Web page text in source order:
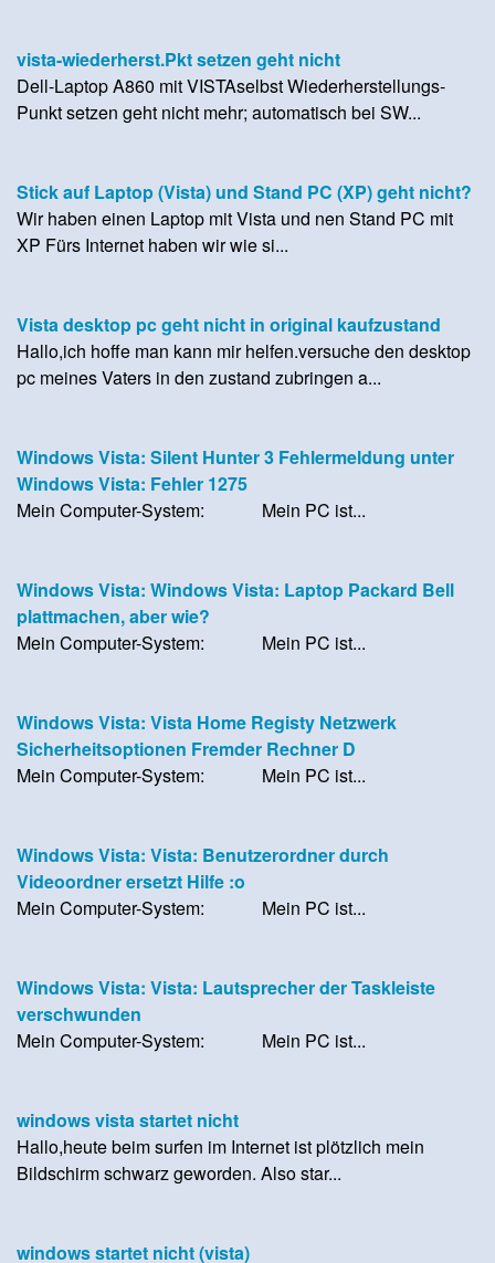
vista-wiederherst.Pkt setzen geht nicht
Dell-Laptop A860 mit VISTAselbst Wiederherstellungs-
Punkt setzen geht nicht mehr; automatisch bei SW...
Stick auf Laptop (Vista) und Stand PC (XP) geht nicht?
Wir haben einen Laptop mit Vista und nen Stand PC mit
XP Fürs Internet haben wir wie si...
Vista desktop pc geht nicht in original kaufzustand
Hallo,ich hoffe man kann mir helfen.versuche den desktop
pc meines Vaters in den zustand zubringen a...
Windows Vista: Silent Hunter 3 Fehlermeldung unter
Windows Vista: Fehler 1275
Mein Computer-System: Mein PC ist...
Windows Vista: Windows Vista: Laptop Packard Bell
plattmachen, aber wie?
Mein Computer-System: Mein PC ist...
Windows Vista: Vista Home Registy Netzwerk
Sicherheitsoptionen Fremder Rechner D
Mein Computer-System: Mein PC ist...
Windows Vista: Vista: Benutzerordner durch
Videoordner ersetzt Hilfe :o
Mein Computer-System: Mein PC ist...
Windows Vista: Vista: Lautsprecher der Taskleiste
verschwunden
Mein Computer-System: Mein PC ist...
windows vista startet nicht
Hallo,heute beim surfen im Internet ist plötzlich mein
Bildschirm schwarz geworden. Also star...
windows startet nicht (vista)